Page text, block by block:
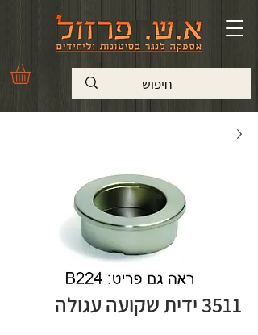
3511 ידית שקועה עגולה